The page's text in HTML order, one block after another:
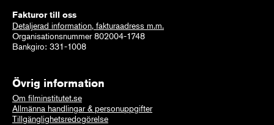
Fakturor till oss
Detaljerad information, fakturaadress m.m.
Organisationsnummer 802004-1748
Bankgiro: 331-1008
Övrig information
Om filminstitutet.se
Allmänna handlingar & personuppgifter
Tillgänglighetsredogörelse